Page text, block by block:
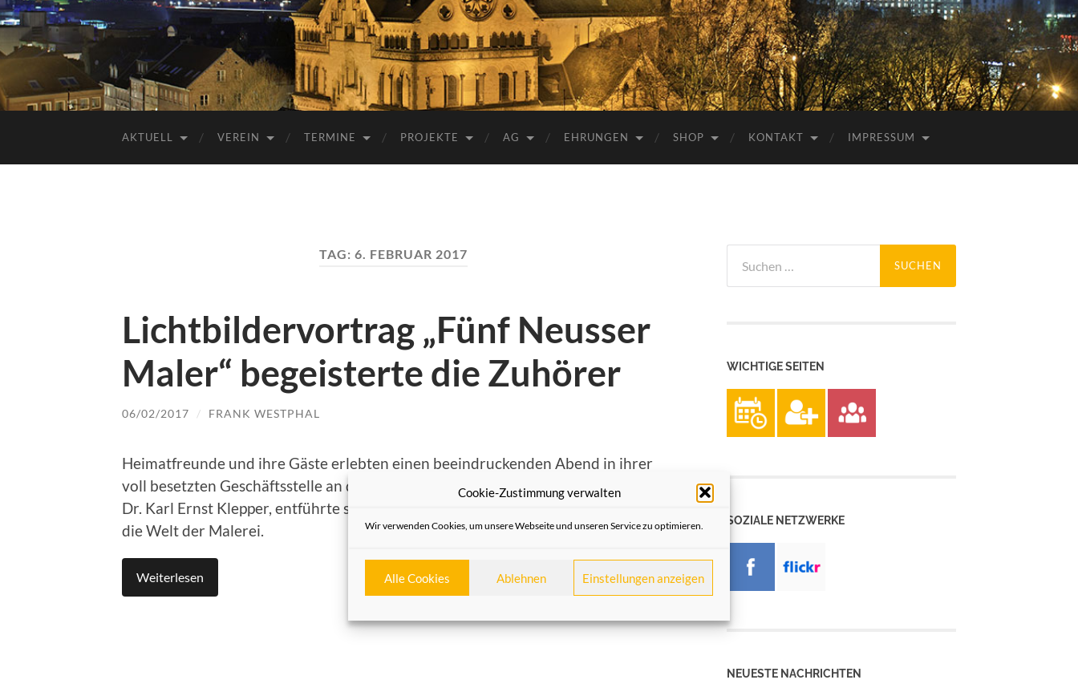
Cookie-Zustimmung verwalten
Wir verwenden Cookies, um unsere Webseite und unseren Service zu optimieren.
Alle Cookies Ablehnen Einstellungen anzeigen
AKTUELL VEREIN TERMINE PROJEKTE AG EHRUNGEN SHOP KONTAKT IMPRESSUM
TAG: 6. FEBRUAR 2017
Lichtbildervortrag „Fünf Neusser
Maler“ begeisterte die Zuhörer
06/02/2017 / FRANK WESTPHAL
Heimatfreunde und ihre Gäste erlebten einen beeindruckenden Abend in ihrer
voll besetzten Geschäftsstelle an der Michaelstraße. Der Referent des Abends,
Dr. Karl Ernst Klepper, entführte sie mit einem spannenden Lichtbildervortrag in
die Welt der Malerei.
Weiterlesen
nach:
WICHTIGE SEITEN
SOZIALE NETZWERKE
NEUESTE NACHRICHTEN